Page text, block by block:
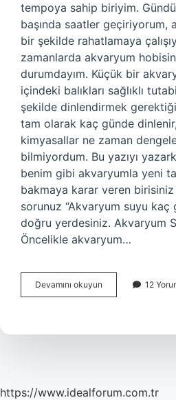
tempoya sahip biriyim.
başında saatler geçiriyorum,
bir şekilde rahatlamaya
zamanlarda akvaryum
durumdayım. Küçük bir
içindeki balıkları sağlıklı
şekilde dinlendirmek
tam olarak kaç günde
kimyasallar ne zaman
bilmiyordum. Bu yazıyı
benim gibi akvaryumla yeni
bakmaya karar veren
sorunuz “Akvaryum suyu kaç
doğru yerdesiniz. Akvaryum
Öncelikle akvaryum…
Devamını okuyun Akvaryum
suyu
dinlenir
12
https://www.idealforum.com.tr